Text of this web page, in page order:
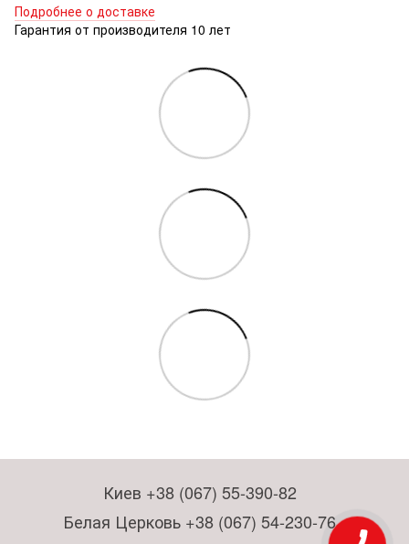
Подробнее о доставке
Гарантия от производителя 10 лет
Киев +38 (067) 55-390-82
Белая Церковь +38 (067) 54-230-76